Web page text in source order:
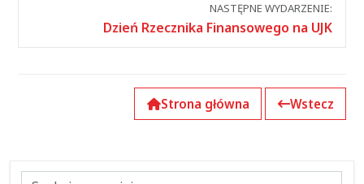
NASTĘPNE WYDARZENIE:
Dzień Rzecznika Finansowego na UJK
Strona główna Wstecz